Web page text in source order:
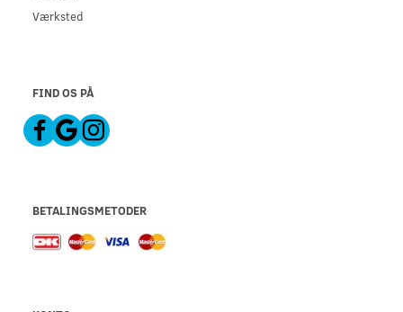
Værksted
FIND OS PÅ
BETALINGSMETODER